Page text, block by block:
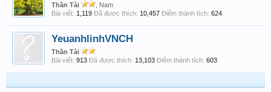
Thần Tài
, Nam
Bài viết: 1,119 Đã được thích: 10,457 Điểm thành tích: 624
YeuanhlinhVNCH
Thần Tài
Bài viết: 913 Đã được thích: 13,103 Điểm thành tích: 603